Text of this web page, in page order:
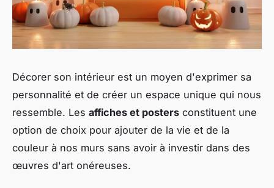
Décorer son intérieur est un moyen d'exprimer sa
personnalité et de créer un espace unique qui nous
ressemble. Les affiches et posters constituent une
option de choix pour ajouter de la vie et de la
couleur à nos murs sans avoir à investir dans des
œuvres d'art onéreuses.